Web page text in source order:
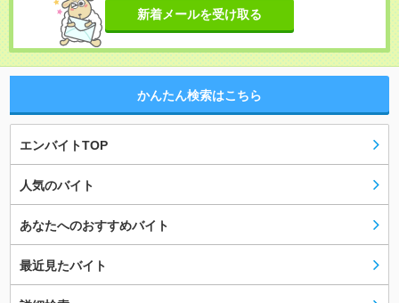
新着メールを受け取る
かんたん検索はこちら
エンバイトTOP
人気のバイト
あなたへのおすすめバイト
最近見たバイト